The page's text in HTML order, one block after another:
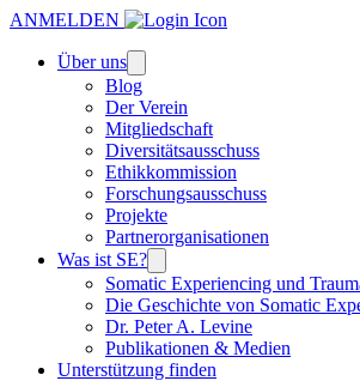
ANMELDEN
Über uns
Blog
Der Verein
Mitgliedschaft
Diversitätsausschuss
Ethikkommission
Forschungsausschuss
Projekte
Partnerorganisationen
Was ist SE?
Somatic Experiencing und
Die Geschichte von Somatic
Dr. Peter A. Levine
Publikationen & Medien
Unterstützung finden